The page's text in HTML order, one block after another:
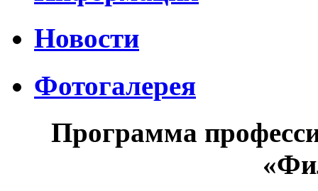
Новости
Фотогалерея
Программа